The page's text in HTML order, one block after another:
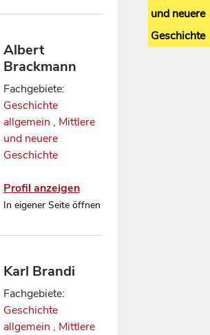
Albert
Brackmann
Fachgebiete:
Geschichte
allgemein , Mittlere
und neuere
Geschichte
Profil anzeigen
In eigener Seite öffnen
Karl Brandi
Fachgebiete:
Geschichte
allgemein , Mittlere
und neuere
Geschichte